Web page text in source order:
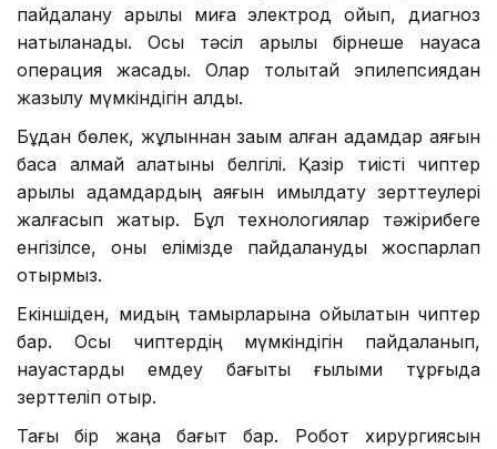
пайдалану арқылы миға электрод қойып, диагноз
нақтыланады. Осы тәсіл арқылы бірнеше науқасқа
операция жасадық. Олар толықтай эпилепсиядан
жазылу мүмкіндігін алды.
Бұдан бөлек, жұлыннан зақым алған адамдар аяғын
баса алмай қалатыны белгілі. Қазір тиісті чиптер
арқылы адамдардың аяғын қимылдату зерттеулері
жалғасып жатыр. Бұл технологиялар тәжірибеге
енгізілсе, оны елімізде пайдалануды жоспарлап
отырмыз.
Екіншіден, мидың тамырларына қойылатын чиптер
бар. Осы чиптердің мүмкіндігін пайдаланып,
науқастарды емдеу бағыты ғылыми тұрғыда
зерттеліп отыр.
Тағы бір жаңа бағыт бар. Робот хирургиясын